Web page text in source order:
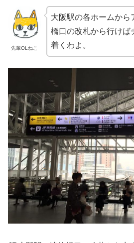
先輩OLねこ
大阪駅の各ホームから
橋口の改札から行けば
着くわよ。